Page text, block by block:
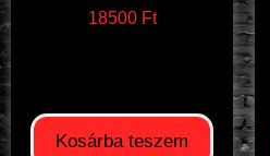
18500 Ft
Kosárba teszem